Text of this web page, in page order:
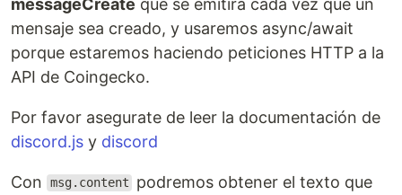
messageCreate que se emitirá cada vez que un
mensaje sea creado, y usaremos async/await
porque estaremos haciendo peticiones HTTP a la
API de Coingecko.
Por favor asegurate de leer la documentación de
discord.js y discord
Con msg.content
podremos obtener el texto que